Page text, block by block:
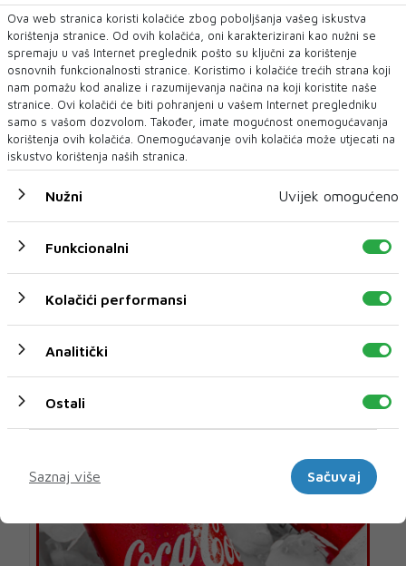
U novom broju pročitajte
Vijesti iz svijeta
Ova web stranica koristi kolačiće zbog poboljšanja vašeg iskustva
korištenja stranice. Od ovih kolačića, oni karakterizirani kao nužni se
spremaju u vaš Internet preglednik pošto su ključni za korištenje
osnovnih funkcionalnosti stranice. Koristimo i kolačiće trećih strana koji
nam pomažu kod analize i razumijevanja načina na koji koristite naše
stranice. Ovi kolačići će biti pohranjeni u vašem Internet pregledniku
samo s vašom dozvolom. Također, imate mogućnost onemogućavanja
korištenja ovih kolačića. Onemogućavanje ovih kolačića može utjecati na
iskustvo korištenja naših stranica.
Nužni Uvijek omogućeno
Funkcionalni
Kolačići performansi
Analitički
Ostali
Saznaj više
Sačuvaj